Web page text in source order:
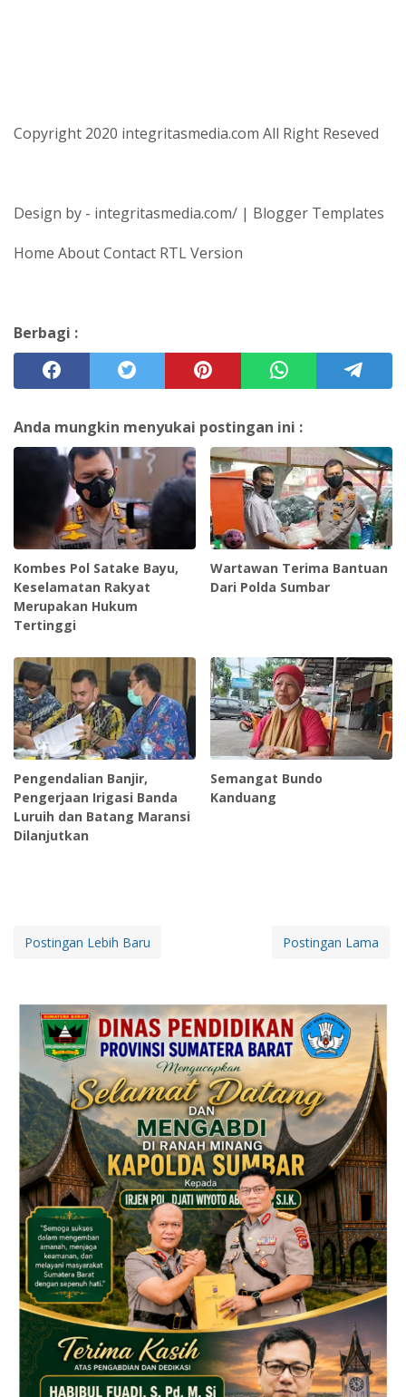
Copyright 2020 integritasmedia.com All Right Reseved
Design by - integritasmedia.com/ | Blogger Templates
Home About Contact RTL Version
Berbagi :
Anda mungkin menyukai postingan ini :
Kombes Pol Satake Bayu,
Keselamatan Rakyat
Merupakan Hukum
Tertinggi
Wartawan Terima Bantuan
Dari Polda Sumbar
Pengendalian Banjir,
Pengerjaan Irigasi Banda
Luruih dan Batang Maransi
Dilanjutkan
Semangat Bundo
Kanduang
Postingan Lebih Baru Postingan Lama